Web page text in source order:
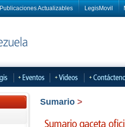
Publicaciones Actualizables LegisMovil
Sumario >